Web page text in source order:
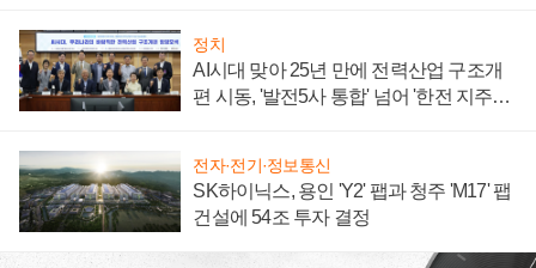
정치
AI시대 맞아 25년 만에 전력산업 구조개
편 시동, '발전5사 통합' 넘어 '한전 지주사'
전자·전기·정보통신
SK하이닉스, 용인 'Y2' 팹과 청주 'M17' 팹
건설에 54조 투자 결정